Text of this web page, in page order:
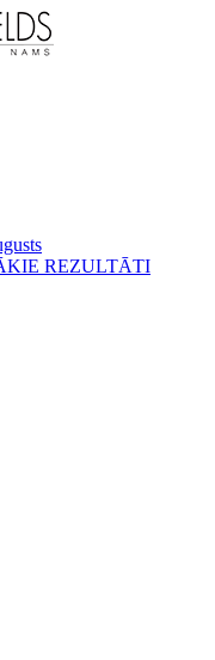
REZULTĀTI